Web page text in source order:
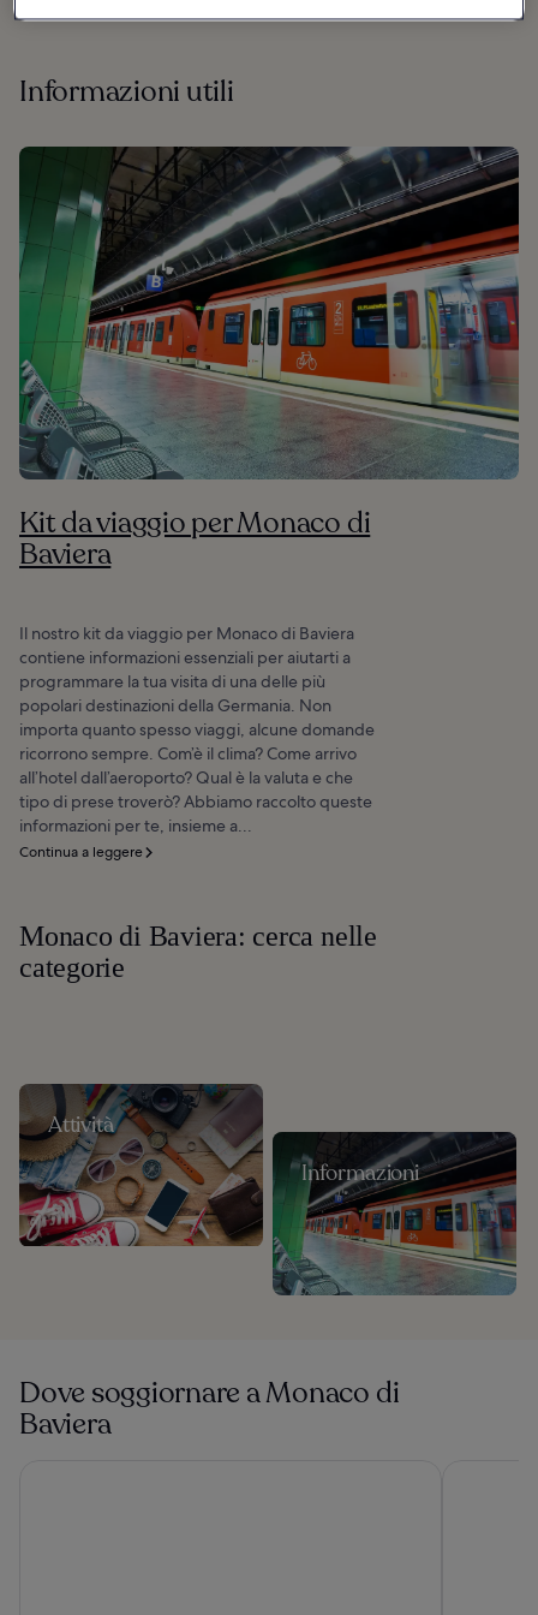
Informazioni utili
Kit da viaggio per Monaco di
Baviera
Il nostro kit da viaggio per Monaco di Baviera
contiene informazioni essenziali per aiutarti a
programmare la tua visita di una delle più
popolari destinazioni della Germania. Non
importa quanto spesso viaggi, alcune domande
ricorrono sempre. Com’è il clima? Come arrivo
all’hotel dall’aeroporto? Qual è la valuta e che
tipo di prese troverò? Abbiamo raccolto queste
informazioni per te, insieme a...
Continua a leggere
Monaco di Baviera: cerca nelle
categorie
Attività
Informazioni
Dove soggiornare a Monaco di
Baviera